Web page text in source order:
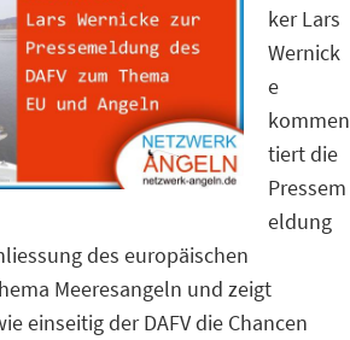
ker Lars
Wernick
e
kommen
tiert die
Pressem
eldung
des europäischen
Meeresangeln und zeigt
einseitig der DAFV die Chancen